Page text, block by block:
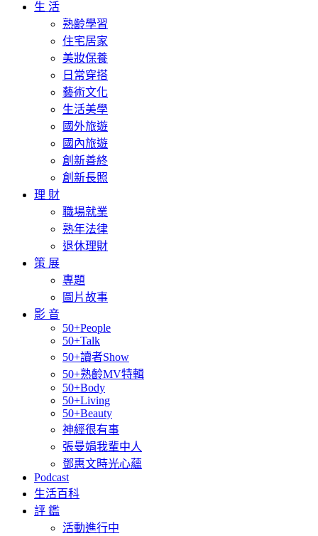
生 活
熟齡學習
住宅居家
美妝保養
日常穿搭
藝術文化
生活美學
國外旅遊
國內旅遊
創新善終
創新長照
理 財
職場就業
熟年法律
退休理財
策 展
專題
圖片故事
影 音
50+People
50+Talk
50+讀者Show
50+熟齡MV特輯
50+Body
50+Living
50+Beauty
神經很有事
張曼娟我輩中人
鄧惠文時光心蘊
Podcast
生活百科
評 鑑
活動進行中